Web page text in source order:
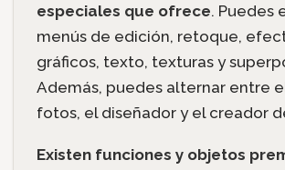
especiales que ofrece. Puedes
menús de edición, retoque,
gráficos, texto, texturas y
Además, puedes alternar entre
fotos, el diseñador y el creador
Existen funciones y objetos